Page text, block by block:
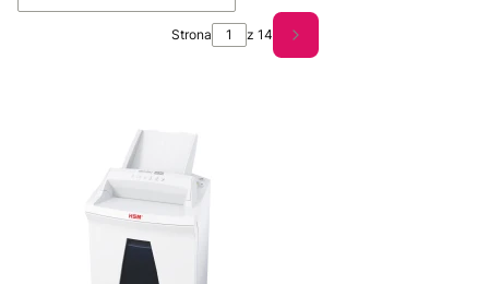
Strona z 14 Następne produkty